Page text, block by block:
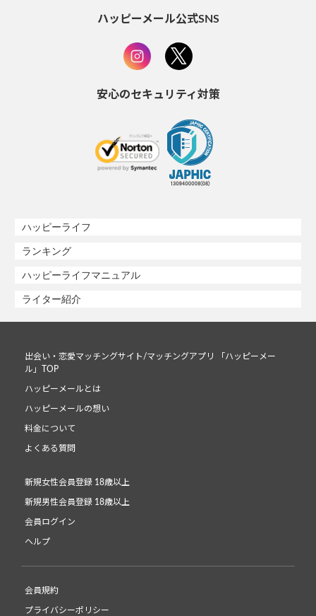
ハッピーメール公式SNS
安心のセキュリティ対策
ハッピーライフ
ランキング
ハッピーライフマニュアル
ライター紹介
出会い・恋愛マッチングサイト/マッチングアプリ 「ハッピーメー
ル」TOP
ハッピーメールとは
ハッピーメールの想い
料金について
よくある質問
新規女性会員登録 18歳以上
新規男性会員登録 18歳以上
会員ログイン
ヘルプ
会員規約
プライバシーポリシー